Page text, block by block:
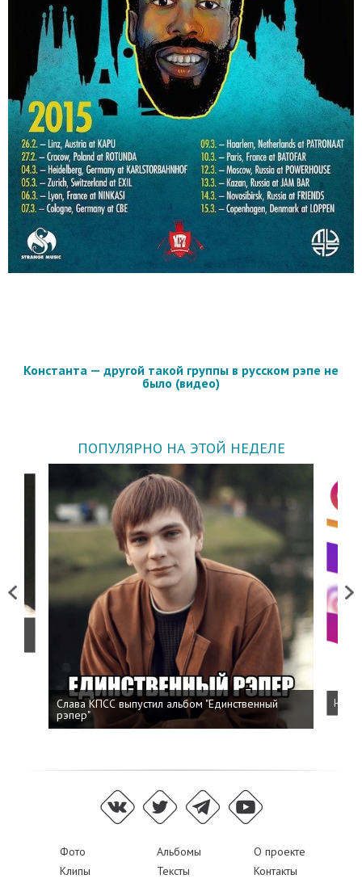
Константа — другой такой группы в русском рэпе не
было (видео)
ПОПУЛЯРНО НА ЭТОЙ НЕДЕЛЕ
Previous
Слава КПСС выпустил альбом "Единственный
рэпер"
Next
Фото Альбомы
О проекте
Клипы
Тексты
Контакты